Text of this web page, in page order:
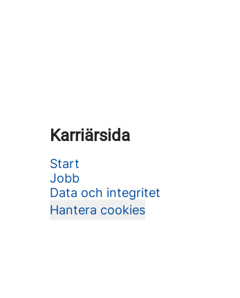
Karriärsida
Start
Jobb
Data och integritet
Hantera cookies